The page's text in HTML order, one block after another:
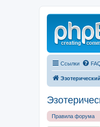
Ссылки
Правила форума